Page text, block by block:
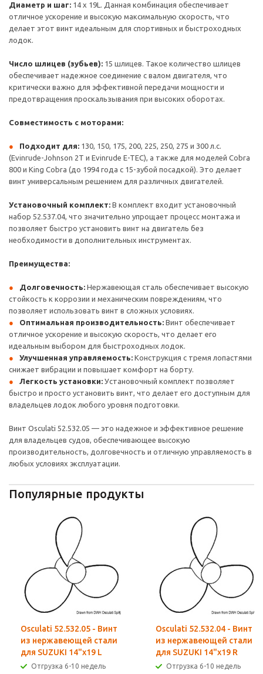
Диаметр и шаг: 14 x 19L. Данная комбинация обеспечивает
отличное ускорение и высокую максимальную скорость, что
делает этот винт идеальным для спортивных и быстроходных
лодок.
Число шлицев (зубьев): 15 шлицев. Такое количество шлицев
обеспечивает надежное соединение с валом двигателя, что
критически важно для эффективной передачи мощности и
предотвращения проскальзывания при высоких оборотах.
Совместимость с моторами:
Подходит для: 130, 150, 175, 200, 225, 250, 275 и 300 л.с.
(Evinrude-Johnson 2T и Evinrude E-TEC), а также для моделей Cobra
800 и King Cobra (до 1994 года с 15-зубой посадкой). Это делает
винт универсальным решением для различных двигателей.
Установочный комплект: В комплект входит установочный
набор 52.537.04, что значительно упрощает процесс монтажа и
позволяет быстро установить винт на двигатель без
необходимости в дополнительных инструментах.
Преимущества:
Долговечность: Нержавеющая сталь обеспечивает высокую
стойкость к коррозии и механическим повреждениям, что
позволяет использовать винт в сложных условиях.
Оптимальная производительность: Винт обеспечивает
отличное ускорение и высокую скорость, что делает его
идеальным выбором для быстроходных лодок.
Улучшенная управляемость: Конструкция с тремя лопастями
снижает вибрации и повышает комфорт на борту.
Легкость установки: Установочный комплект позволяет
быстро и просто установить винт, что делает его доступным для
владельцев лодок любого уровня подготовки.
Винт Osculati 52.532.05 — это надежное и эффективное решение
для владельцев судов, обеспечивающее высокую
производительность, долговечность и отличную управляемость в
любых условиях эксплуатации.
Популярные продукты
Osculati 52.532.05 - Винт
из нержавеющей стали
для SUZUKI 14"x19 L
Отгрузка 6-10 недель
Osculati 52.532.04 - Винт
из нержавеющей стали
для SUZUKI 14"x19 R
Отгрузка 6-10 недель